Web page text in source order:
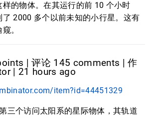
的物体。在其运行的前 10 个小时
了 2000 多个以前未知的小行星。这有
。
| 评论 145 comments | 作
| 21 hours ago
item?id=44451329
三个访问太阳系的星际物体，其轨道